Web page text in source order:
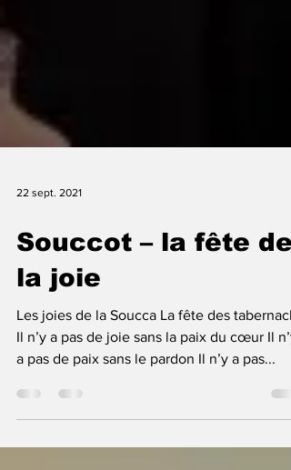
22 sept. 2021
Souccot – la fête de
la joie
Les joies de la Soucca La fête des
Il n’y a pas de joie sans la paix du cœur Il n’y